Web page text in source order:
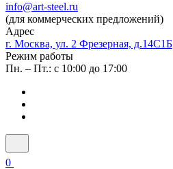
info@art-steel.ru
(для коммерческих предложений)
Адрес
г. Москва, ул. 2 Фрезерная, д.14С1Б
Режим работы
Пн. – Пт.: с 10:00 до 17:00
0